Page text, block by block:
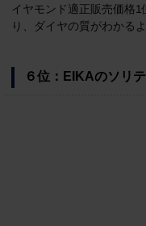
イヤモンド適正販売価格
り、ダイヤの質がわかる
６位：EIKAのソリ